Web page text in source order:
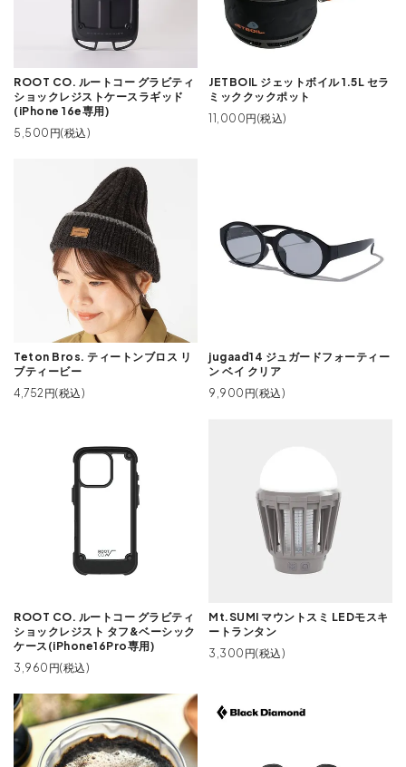
ROOT CO. ルートコー グラビティ
ショックレジストケースラギッド
(iPhone 16e専用)
5,500円(税込)
JETBOIL ジェットボイル 1.5L セラ
ミッククックポット
11,000円(税込)
Teton Bros. ティートンブロス リ
ブティービー
4,752円(税込)
jugaad14 ジュガードフォーティー
ン ベイ クリア
9,900円(税込)
ROOT CO. ルートコー グラビティ
ショックレジスト タフ&ベーシック
ケース(iPhone16Pro専用)
3,960円(税込)
Mt.SUMI マウントスミ LEDモスキ
ートランタン
3,300円(税込)